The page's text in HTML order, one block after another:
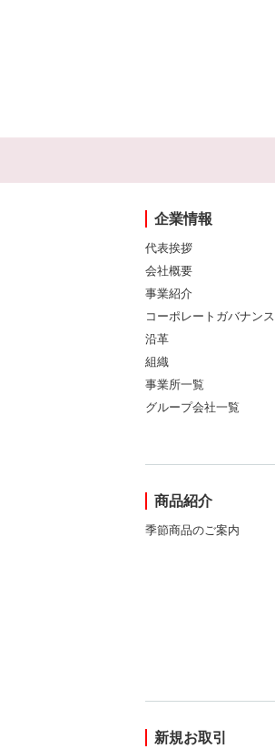
企業情報
代表挨拶
会社概要
事業紹介
コーポレートガバナンス
沿革
組織
事業所一覧
グループ会社一覧
商品紹介
季節商品のご案内
新規お取引